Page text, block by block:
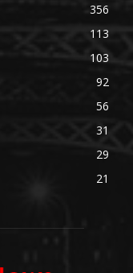
356
113
103
92
56
31
29
21